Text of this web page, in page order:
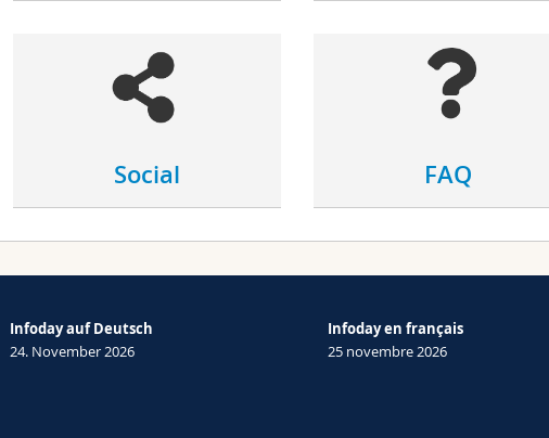
Social FAQ
Infoday auf Deutsch
24. November 2026
Infoday en français
25 novembre 2026